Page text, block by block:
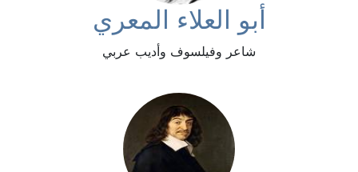
أبو العلاء المعري
شاعر وفيلسوف وأديب عربي